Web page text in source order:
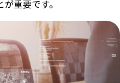
重要です。